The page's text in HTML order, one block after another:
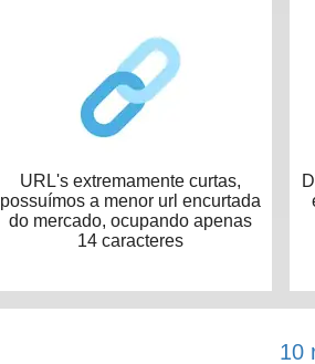
URL's extremamente curtas,
possuímos a menor url encurtada
do mercado, ocupando apenas
14 caracteres
10